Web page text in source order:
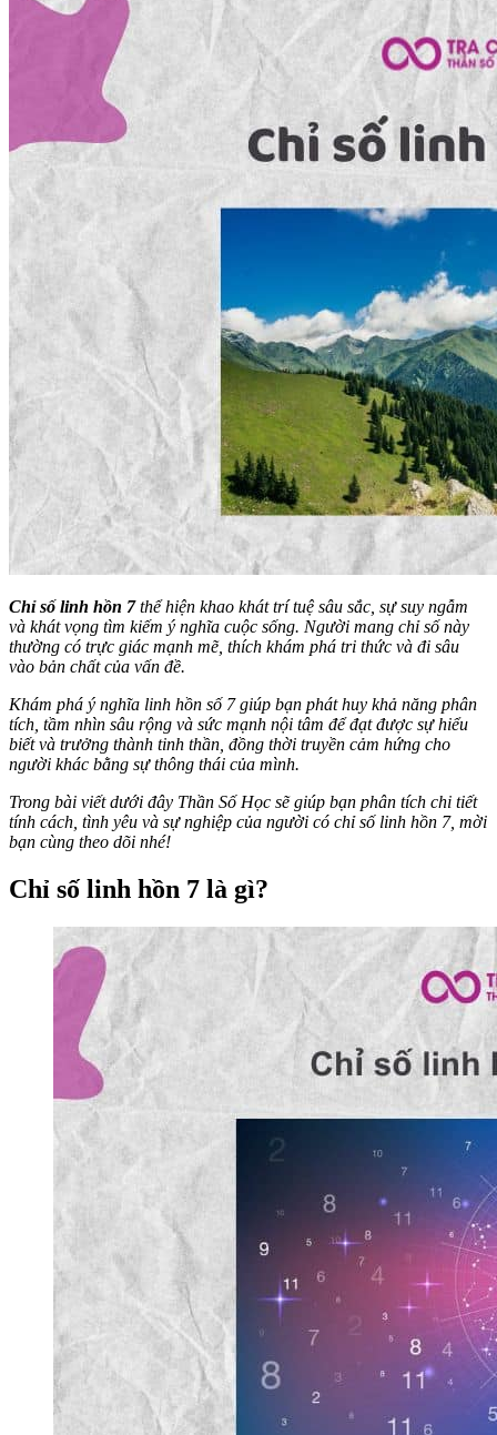
Chỉ số linh hồn 7thể hiện khao khát trí tuệ sâu sắc, sự suy ngẫm
và khát vọng tìm kiếm ý nghĩa cuộc sống. Người mang chỉ số này
thường có trực giác mạnh mẽ, thích khám phá tri thức và đi sâu
vào bản chất của vấn đề.
Khám phá ý nghĩa linh hồn số 7 giúp bạn phát huy khả năng phân
tích, tầm nhìn sâu rộng và sức mạnh nội tâm để đạt được sự hiểu
biết và trưởng thành tinh thần, đồng thời truyền cảm hứng cho
người khác bằng sự thông thái của mình.
Trong bài viết dưới đây Thần Số Học sẽ giúp bạn phân tích chi tiết
tính cách, tình yêu và sự nghiệp của người có chỉ số linh hồn 7, mời
bạn cùng theo dõi nhé!
Chỉ số linh hồn 7 là gì?